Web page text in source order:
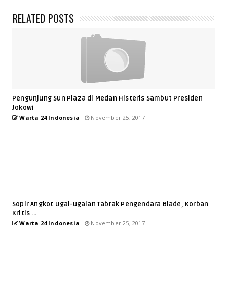
RELATED POSTS
Pengunjung Sun Plaza di Medan Histeris Sambut Presiden
Jokowi
Warta 24 Indonesia November 25, 2017
Sopir Angkot Ugal-ugalan Tabrak Pengendara Blade, Korban
Kritis ...
Warta 24 Indonesia November 25, 2017